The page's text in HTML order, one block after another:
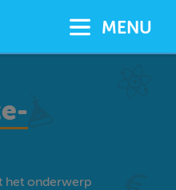
MENU
het onderwerp